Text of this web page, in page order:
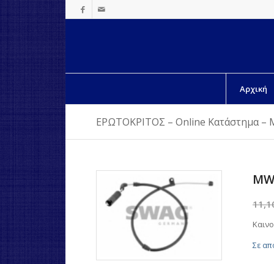
Αρχική
ΕΡΩΤΟΚΡΙΤΟΣ – Online Κατάστημα –
Σε